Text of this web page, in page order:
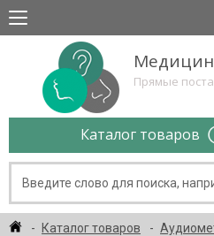
Прямые
Каталог товаров
Каталог товаров